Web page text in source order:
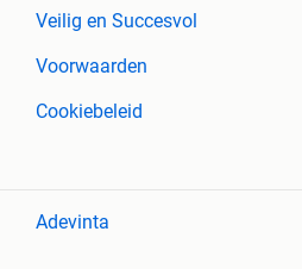
Veilig en Succesvol
Voorwaarden
Cookiebeleid
Adevinta